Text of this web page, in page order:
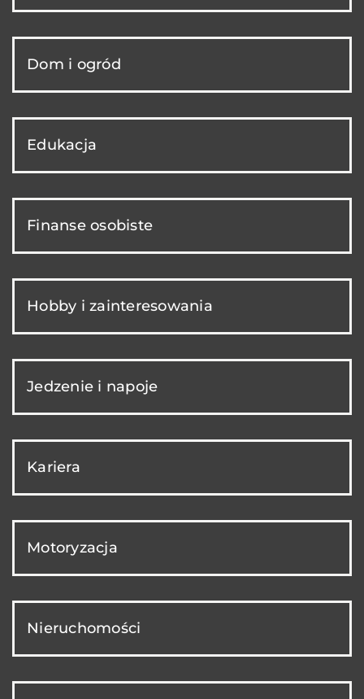
Dom i ogród
Edukacja
Finanse osobiste
Hobby i zainteresowania
Jedzenie i napoje
Kariera
Motoryzacja
Nieruchomości